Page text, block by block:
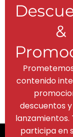
&
contenido
descuentos
lanzamientos.
participa en